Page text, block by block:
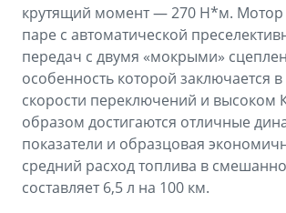
крутящий момент — 270 Н*м. Мотор
паре с автоматической
передач с двумя «мокрыми»
особенность которой заключается
скорости переключений и высоком
образом достигаются отличные
показатели и образцовая
средний расход топлива в
составляет 6,5 л на 100 км.